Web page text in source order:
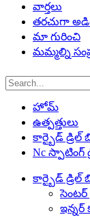
వార్తలు
తరచుగా అడిగే
మా గురించి
మమ్మల్ని
హోమ్
ఉత్పత్తులు
కార్బైడ్ డ్రిల్
Nc స్పాటింగ్
కార్బైడ్ డ్రిల్
సెంటర్
ఇన్నర్